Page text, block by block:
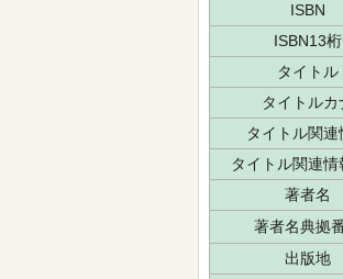
ISBN
ISBN13桁
タイトル
タイトルカ
タイトル関連
タイトル関連情
著者名
著者名典拠
出版地